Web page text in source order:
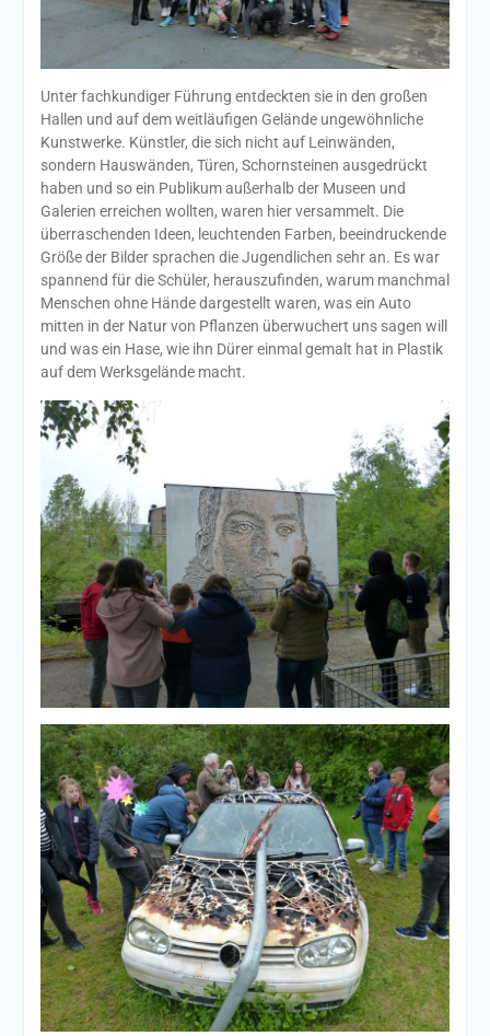
Unter fachkundiger Führung entdeckten sie in den großen
Hallen und auf dem weitläufigen Gelände ungewöhnliche
Kunstwerke. Künstler, die sich nicht auf Leinwänden,
sondern Hauswänden, Türen, Schornsteinen ausgedrückt
haben und so ein Publikum außerhalb der Museen und
Galerien erreichen wollten, waren hier versammelt. Die
überraschenden Ideen, leuchtenden Farben, beeindruckende
Größe der Bilder sprachen die Jugendlichen sehr an. Es war
spannend für die Schüler, herauszufinden, warum manchmal
Menschen ohne Hände dargestellt waren, was ein Auto
mitten in der Natur von Pflanzen überwuchert uns sagen will
und was ein Hase, wie ihn Dürer einmal gemalt hat in Plastik
auf dem Werksgelände macht.